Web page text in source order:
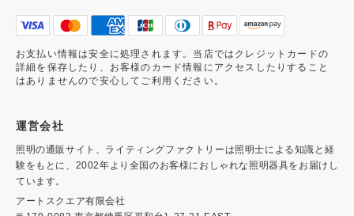
お支払い情報は安全に処理されます。当店ではクレジットカードの
詳細を保存したり、お客様のカード情報にアクセスしたりすること
はありませんので安心してご利用ください。
運営会社
照明の通販サイト、ライティングファクトリーは照明士による知識と経
験をもとに、2002年より全国のお客様におしゃれな照明器具をお届けし
ています。
アートスクエア有限会社